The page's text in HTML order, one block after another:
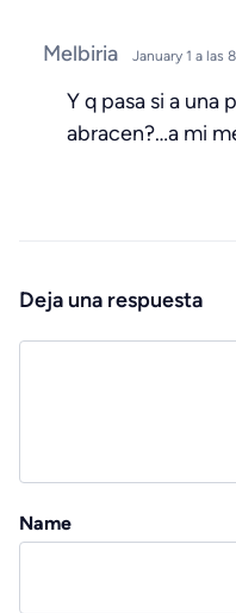
Melbiria January 1 a las
Y q pasa si a una
abracen?…a mi
Deja una respuesta
Name